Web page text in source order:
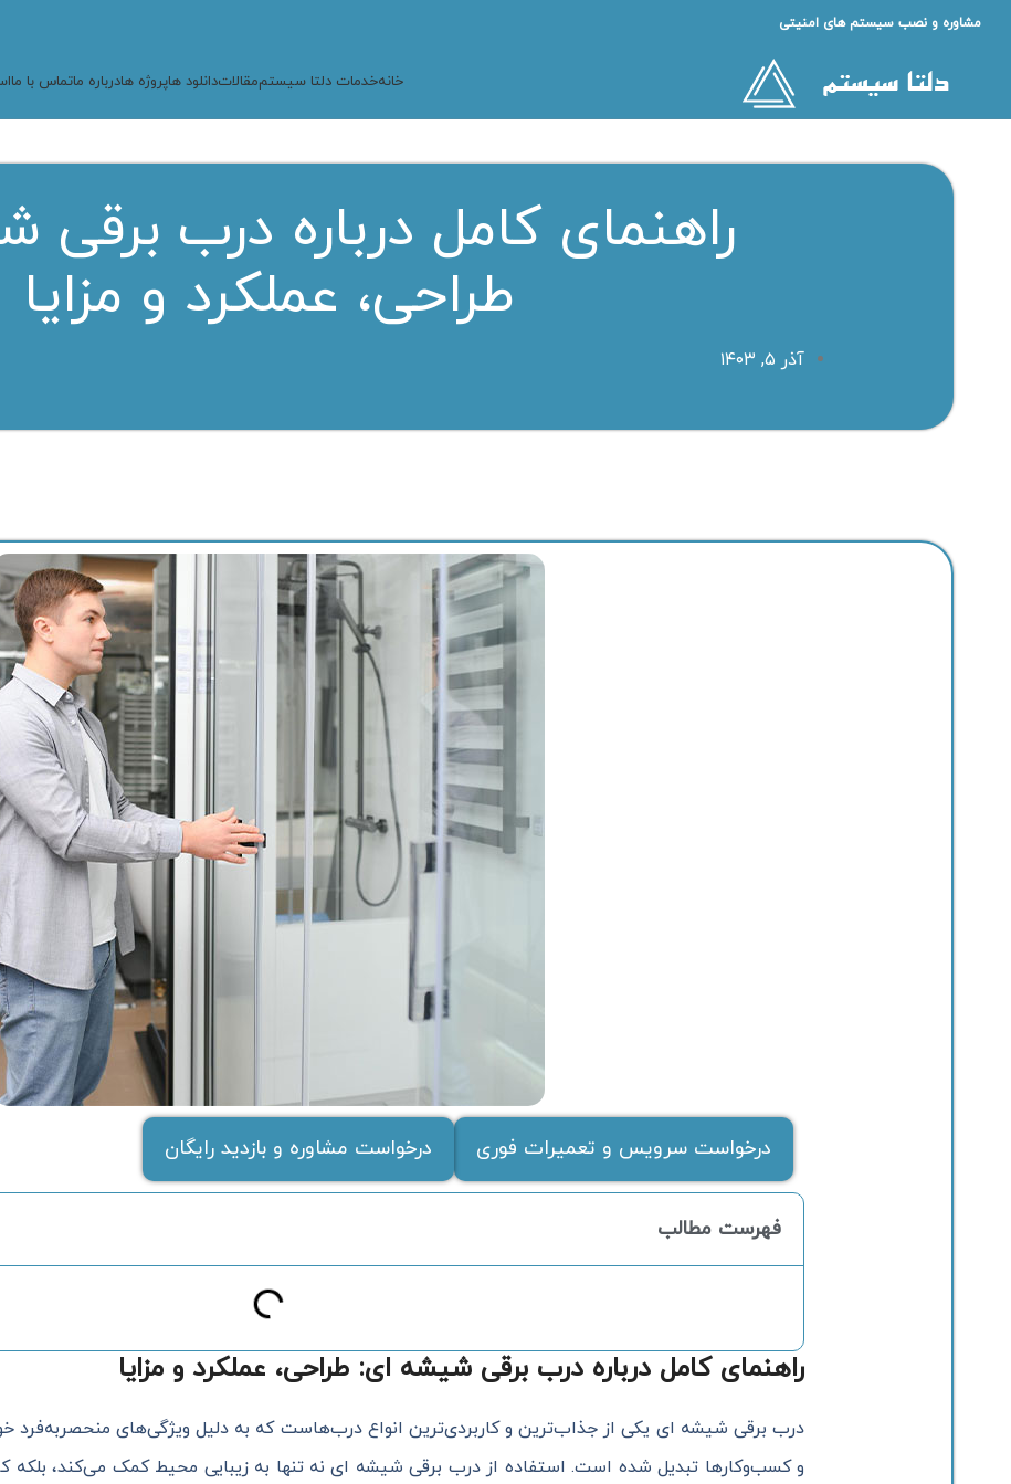
مشاوره و نصب سیستم های امنیتی
خانهخدمات دلتا سیستممقالاتدانلود هاپروژه هادرباره ماتماس با ما
راهنمای کامل درباره درب
طراحی، عملکرد و مزایا
آذر ۵, ۱۴۰۳
درخواست سرویس و تعمیرات فوری درخواست مشاوره و بازدید رایگان
فهرست مطالب
راهنمای کامل درباره درب برقی شیشه ای: طراحی، عملکرد و مزایا
درب برقی شیشه ای یکی از جذاب‌ترین و کاربردی‌ترین انواع درب‌هاست که به دلیل ویژگی‌های منحصر‌به‌فرد
و کسب‌وکارها تبدیل شده است. استفاده از درب برقی شیشه ای نه تنها به زیبایی محیط کمک می‌کند، بلکه